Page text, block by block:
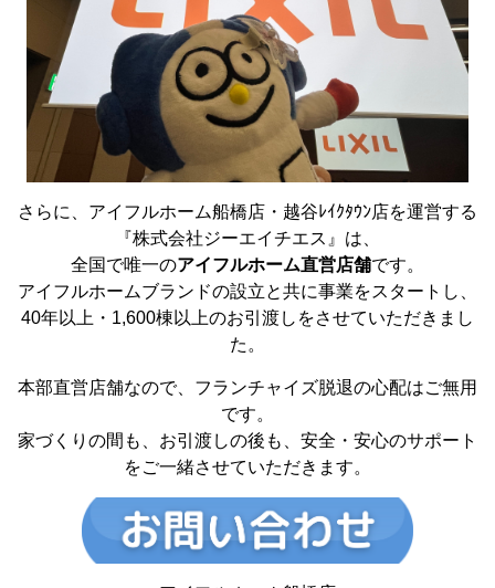
さらに、アイフルホーム船橋店・越谷ﾚｲｸﾀｳﾝ店を運営する
『株式会社ジーエイチエス』は、
全国で唯一のアイフルホーム直営店舗です。
アイフルホームブランドの設立と共に事業をスタートし、
40年以上・1,600棟以上のお引渡しをさせていただきまし
た。
本部直営店舗なので、フランチャイズ脱退の心配はご無用
です。
家づくりの間も、お引渡しの後も、安全・安心のサポート
をご一緒させていただきます。